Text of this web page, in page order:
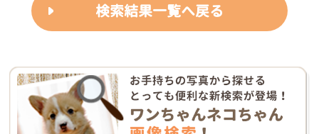
検索結果一覧へ戻る